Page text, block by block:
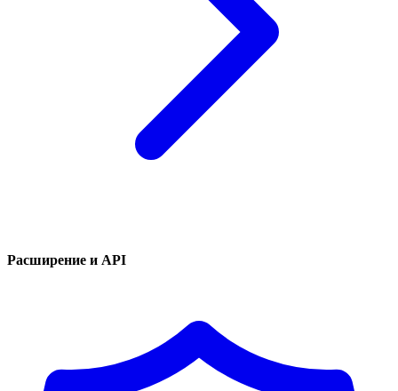
Расширение и API